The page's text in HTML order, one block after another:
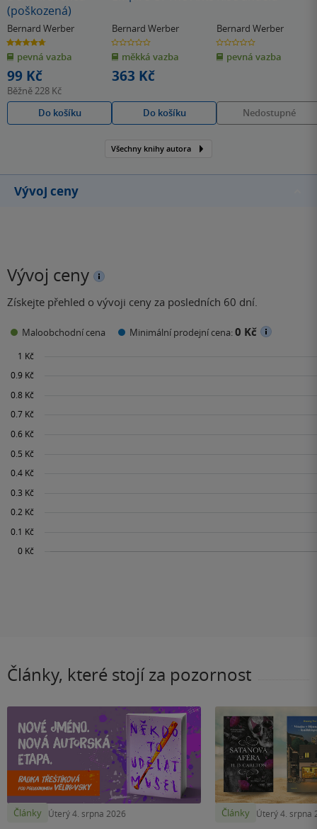
(poškozená)
Bernard Werber
4.7
z
5
hvězdiček
pevná vazba
99 Kč
Běžně 228 Kč
Do košíku
Bernard Werber
0.0
z
5
hvězdiček
měkká vazba
363 Kč
Do košíku
Bernard Werber
0.0
z
5
hvězdiček
pevná vazba
Nedostupné
Všechny knihy autora
Vývoj ceny
Vývoj ceny
Získejte přehled o vývoji ceny za posledních 60 dní.
Maloobchodní cena Minimální prodejní cena:0 Kč
Články, které stojí za pozornost
Články Úterý 4. srpna 2026 Články Úterý 4. srpna